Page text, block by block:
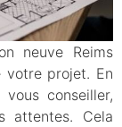
neuve Reims
votre projet. En
conseiller,
attentes. Cela